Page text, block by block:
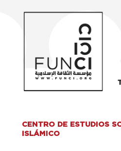
CENTRO DE ESTUDIOS
ISLÁMICO